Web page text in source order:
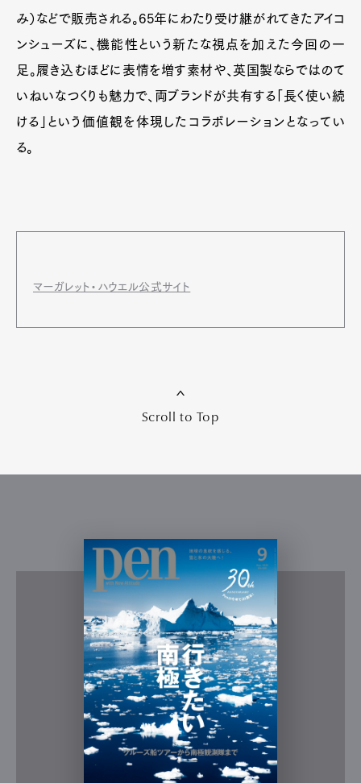
み）などで販売される。65年にわたり受け継がれてきたアイコ
ンシューズに、機能性という新たな視点を加えた今回の一
足。履き込むほどに表情を増す素材や、英国製ならではのて
いねいなつくりも魅力で、両ブランドが共有する「長く使い続
ける」という価値観を体現したコラボレーションとなってい
る。
マーガレット・ハウエル公式サイト
Scroll to Top